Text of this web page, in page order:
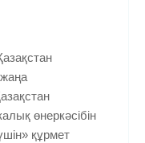
өнеркәсібін
құрмет